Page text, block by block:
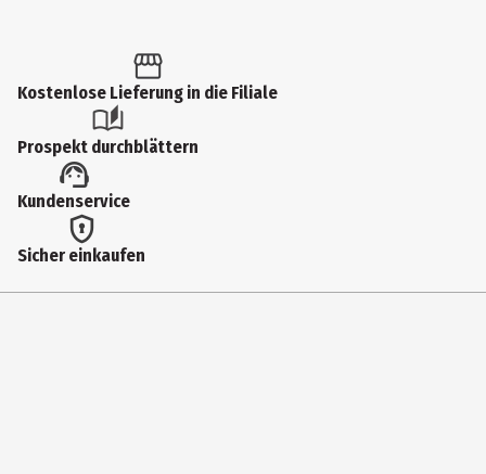
Produkttyp
Weiß
Materialdetails
Kostenlose Lieferung in die Filiale
Prospekt durchblättern
Kundenservice
Sicher einkaufen